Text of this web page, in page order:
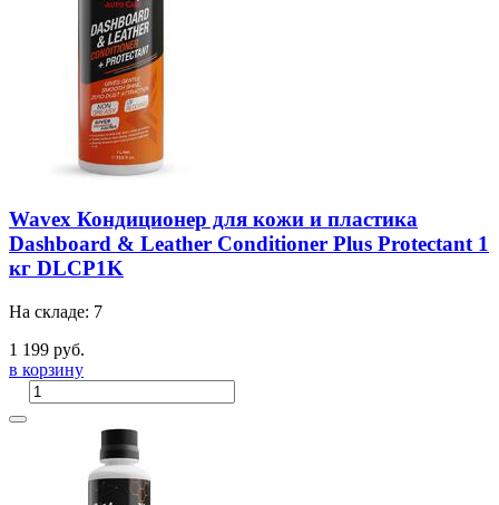
Wavex Кондиционер для кожи и пластика
Dashboard & Leather Conditioner Plus Protectant 1
кг DLCP1K
На складе: 7
1 199 руб.
в корзину